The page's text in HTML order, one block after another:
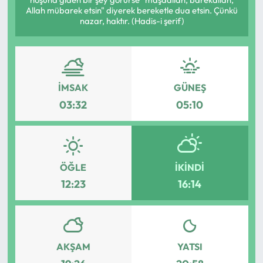
Allah mübarek etsin" diyerek bereketle dua etsin. Çünkü
nazar, haktır. (Hadis-i şerif)
İMSAK
03:32
GÜNEŞ
05:10
ÖĞLE
12:23
İKINDI
16:14
AKŞAM YATSI
Güncel
İskilip Haberleri
Kargı Haberleri
Kimdir?
Kültür Sanat
Laçin Haberleri
Magazin